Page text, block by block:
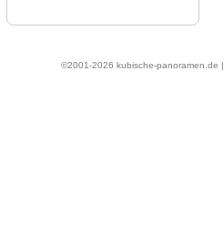
©2001-2026 kubische-panoramen.de |